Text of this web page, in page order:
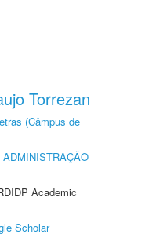
Torrezan
(Câmpus de
ADMINISTRAÇÃO
Academic
Scholar